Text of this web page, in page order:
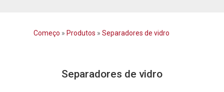
Começo » Produtos »Separadores de vidro
Separadores de vidro